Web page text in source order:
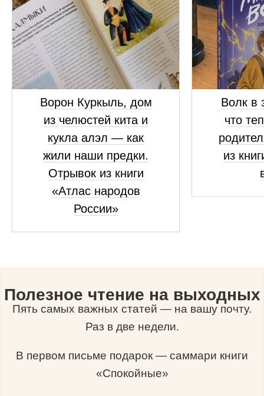
Ворон Куркыль, дом
из челюстей кита и
кукла алэл — как
жили наши предки.
Отрывок из книги
«Атлас народов
России»
Волк в
что
из
Полезное чтение на выходных
Пять самых важных статей — на вашу почту.
Раз в две недели.
В первом письме подарок — саммари книги
«Спокойные»